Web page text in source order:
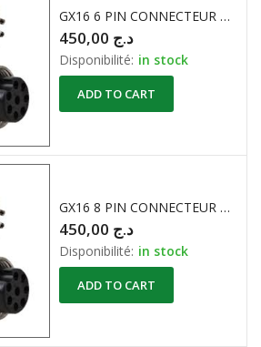
GX16 6 PIN CONNECTEUR METALLIQUE ROND ( M+F )
د.ج
Disponibilité: in stock
ADD TO CART
GX16 8 PIN CONNECTEUR METALLIQUE ROND ( M+F )
د.ج
Disponibilité: in stock
ADD TO CART